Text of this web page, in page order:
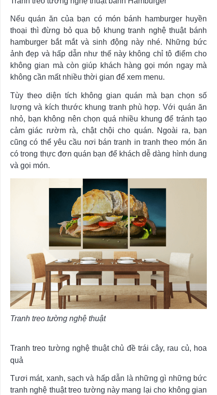
Nếu quán ăn của bạn có món bánh hamburger huyền
thoại thì đừng bỏ qua bộ khung tranh nghệ thuật bánh
hamburger bắt mắt và sinh động này nhé. Những bức
ảnh đẹp và hấp dẫn như thế này không chỉ tô điểm cho
không gian mà còn giúp khách hàng gọi món ngay mà
không cần mất nhiều thời gian để xem menu.
Tùy theo diện tích không gian quán mà bạn chọn số
lượng và kích thước khung tranh phù hợp. Với quán ăn
nhỏ, bạn không nên chọn quá nhiều khung để tránh tạo
cảm giác rườm rà, chật chội cho quán. Ngoài ra, bạn
cũng có thể yêu cầu nơi bán tranh in tranh theo món ăn
có trong thực đơn quán bạn để khách dễ dàng hình dung
và gọi món.
Tranh treo tường nghệ thuật
Tranh treo tường nghệ thuật chủ đề trái cây, rau củ, hoa
quả
Tươi mát, xanh, sạch và hấp dẫn là những gì những bức
tranh nghệ thuật treo tường này mang lại cho không gian